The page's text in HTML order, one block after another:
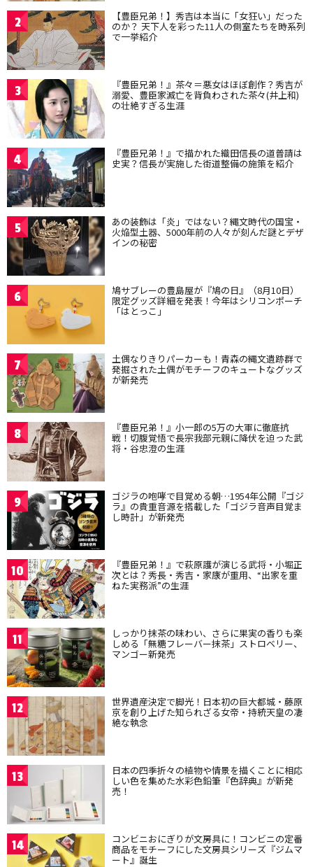
2 【豊臣兄弟！】秀吉は本当に「女狂い」だった
のか？ 天下人を彩った11人の側室たちを時系列
で一挙紹介
3 『豊臣兄弟！』茶々＝悪女はほぼ創作？秀吉が
溺愛、豊臣家滅亡を背負わされた茶々(井上和)
の壮絶すぎる生涯
4 『豊臣兄弟！』で描かれた織田信長の道普請は
史実？信長が実施した街道整備の施策を紹介
5 あの装飾は「炎」ではない？縄文時代の国宝・
火焔型土器、5000年前の人々が刻んだ謎とデザ
インの秘密
6 鳩サブレーの豊島屋が『鳩の日』（8月10日）
限定グッズ詳細を発表！今年はシリコンポーチ
「はとっこ」
7 土偶なりきりパーカーも！青森の縄文遺跡群で
発掘された土偶がモチーフのキュートなグッズ
が新発売
8 『豊臣兄弟！』小一郎の5万の大軍に徹底抗
戦！切腹覚悟で長宗我部元親に降伏を迫った武
将・谷忠澄の生涯
9 ゴジラの咆哮で目覚める朝…1954年公開『ゴジ
ラ』の貴重音源を搭載した「ゴジラ音声目覚ま
し時計」が新発売
10 『豊臣兄弟！』で萩原護が演じる武将・小堀正
次とは？秀長・秀吉・家康が重用、“出家を重
ねた実務派”の生涯
11 しっかり抹茶の味わい、さらに果実の香りも楽
しめる「無糖フレーバー抹茶」ストロベリー、
マンゴー新発売
12 世界遺産決定で脚光！日本初の巨大都城・藤原
京を創り上げた知られざる女帝・持統天皇の凄
絶な執念
13 日本の四季折々の植物や情景を描くことに相応
しい色を集めた水彩色鉛筆『色辞典』が新発
売！
14 コンビニおにぎりが文房具に！コンビニの定番
商品をモチーフにした文房具シリーズ『ジムマ
ート』誕生